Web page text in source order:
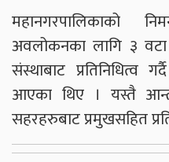
महानगरपालिकाको
अवलोकनका लागि ३
संस्थाबाट प्रतिनिधित्व
आएका थिए । यस्तै
सहरहरुबाट प्रमुखसहित